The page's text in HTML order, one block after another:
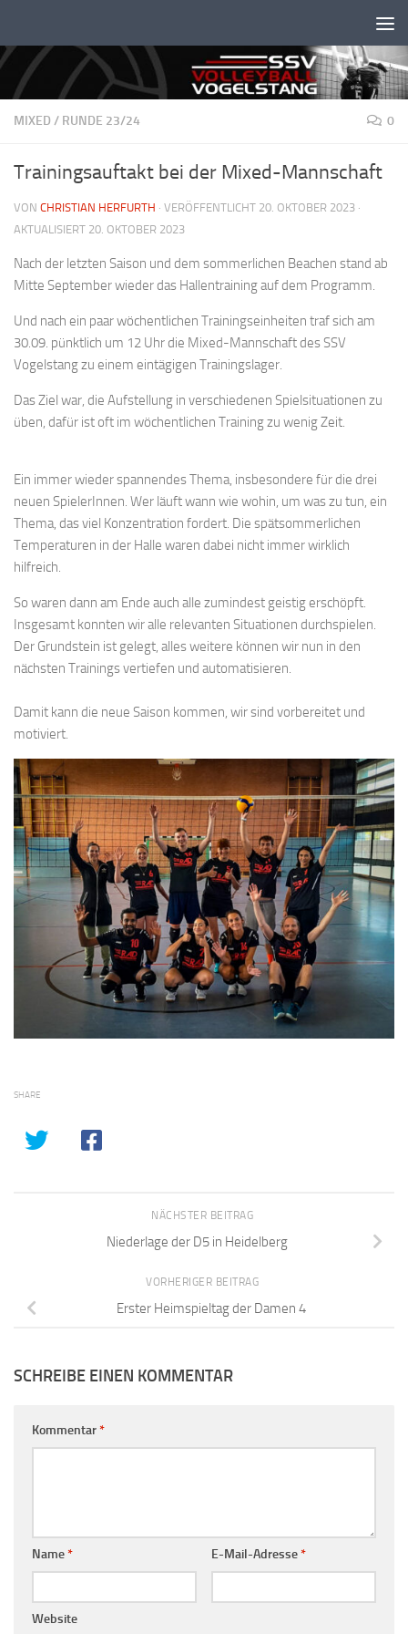
MIXED / RUNDE 23/24 0
Trainingsauftakt bei der Mixed-Mannschaft
VON CHRISTIAN HERFURTH · VERÖFFENTLICHT 20. OKTOBER 2023 ·
AKTUALISIERT 20. OKTOBER 2023
Nach der letzten Saison und dem sommerlichen Beachen stand ab
Mitte September wieder das Hallentraining auf dem Programm.
Und nach ein paar wöchentlichen Trainingseinheiten traf sich am
30.09. pünktlich um 12 Uhr die Mixed-Mannschaft des SSV
Vogelstang zu einem eintägigen Trainingslager.
Das Ziel war, die Aufstellung in verschiedenen Spielsituationen zu
üben, dafür ist oft im wöchentlichen Training zu wenig Zeit.
Ein immer wieder spannendes Thema, insbesondere für die drei
neuen SpielerInnen. Wer läuft wann wie wohin, um was zu tun, ein
Thema, das viel Konzentration fordert. Die spätsommerlichen
Temperaturen in der Halle waren dabei nicht immer wirklich
hilfreich.
So waren dann am Ende auch alle zumindest geistig erschöpft.
Insgesamt konnten wir alle relevanten Situationen durchspielen.
Der Grundstein ist gelegt, alles weitere können wir nun in den
nächsten Trainings vertiefen und automatisieren.
Damit kann die neue Saison kommen, wir sind vorbereitet und
motiviert.
SHARE
NÄCHSTER BEITRAG
Niederlage der D5 in Heidelberg
VORHERIGER BEITRAG
Erster Heimspieltag der Damen 4
SCHREIBE EINEN KOMMENTAR
Kommentar*
Name* E-Mail-Adresse*
Website